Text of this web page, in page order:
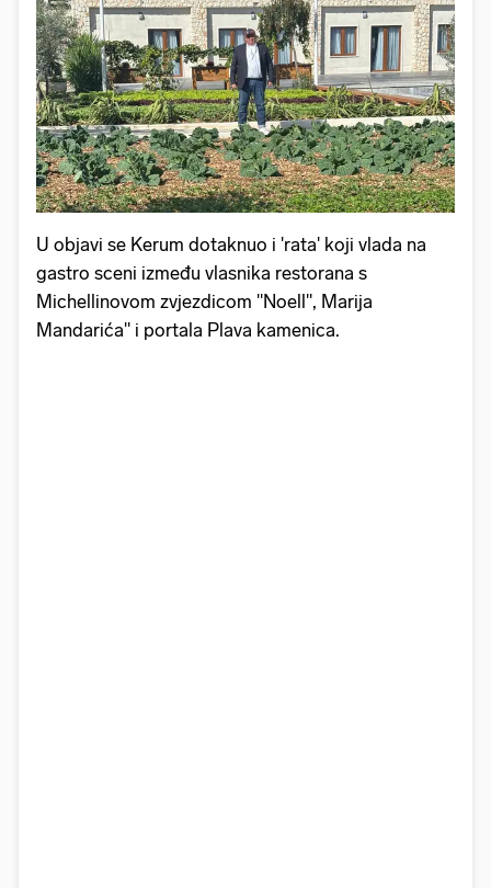
U objavi se Kerum dotaknuo i 'rata' koji vlada na
gastro sceni između vlasnika restorana s
Michellinovom zvjezdicom "Noell", Marija
Mandarića" i portala Plava kamenica.